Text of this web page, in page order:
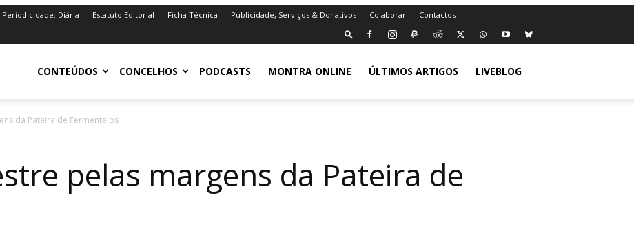
Periodicidade: Diária Estatuto Editorial Ficha Técnica Publicidade, Serviços & Donativos Colaborar Contactos
CONTEÚDOS CONCELHOS PODCASTS MONTRA ONLINE ÚLTIMOS ARTIGOS LIVEBLOG
da Pateira de Fermentelos
pelas margens da Pateira de